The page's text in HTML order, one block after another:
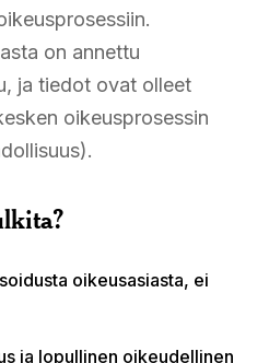
on annettu
ja tiedot ovat olleet
oikeusprosessin
oikeusasiasta, ei
ja lopullinen oikeudellinen